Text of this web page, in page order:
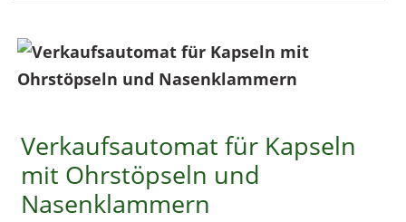
Verkaufsautomat für Kapseln
mit Ohrstöpseln und
Nasenklammern